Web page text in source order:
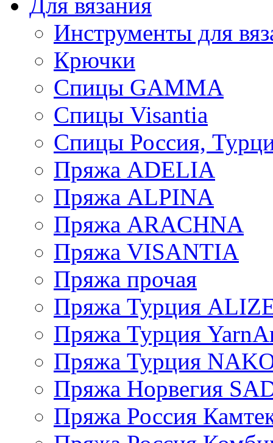
Инструменты для
Крючки
Спицы GAMMA
Спицы Visantia
Спицы Россия,
Пряжа ADELIA
Пряжа ALPINA
Пряжа ARACHNA
Пряжа VISANTIA
Пряжа прочая
Пряжа Турция
Пряжа Турция
Пряжа Турция
Пряжа Норвегия
Пряжа Россия